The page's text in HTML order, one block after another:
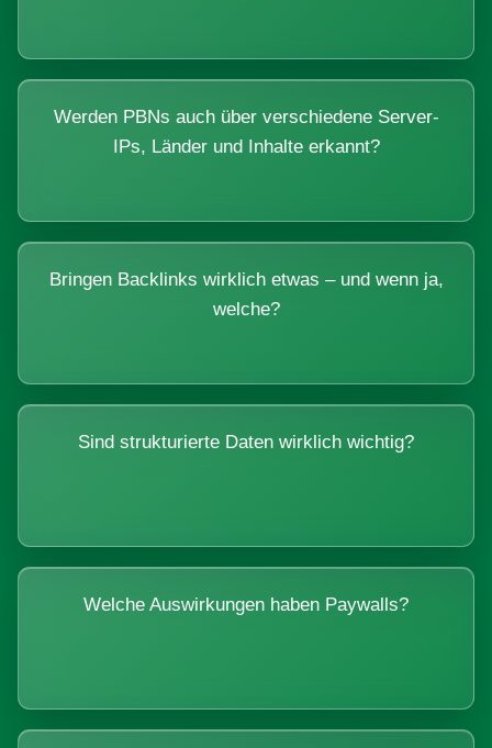
Werden PBNs auch über verschiedene Server-
IPs, Länder und Inhalte erkannt?
Bringen Backlinks wirklich etwas – und wenn ja,
welche?
Sind strukturierte Daten wirklich wichtig?
Welche Auswirkungen haben Paywalls?